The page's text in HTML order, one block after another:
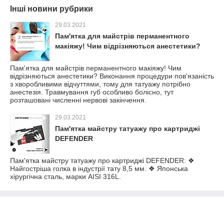
Інші новини рубрики
29.03.2021
Пам'ятка для майстрів перманентного
макіяжу! Чим відрізняються анестетики?
Пам'ятка для майстрів перманентного макіяжу! Чим
відрізняються анестетики? Виконання процедури пов'язаність
з хворобливими відчуттями, тому для татуажу потрібно
анестезія. Травмування губ особливо болісно, тут
розташовані численні нервові закінчення.
29.03.2021
Пам'ятка майстру татуажу про картриджі
DEFENDER
Пам'ятка майстру татуажу про картриджі DEFENDER: ❖
Найгостріша голка в індустрії тату 8,5 мм. ❖ Японська
хірургічна сталь, марки AISI 316L.